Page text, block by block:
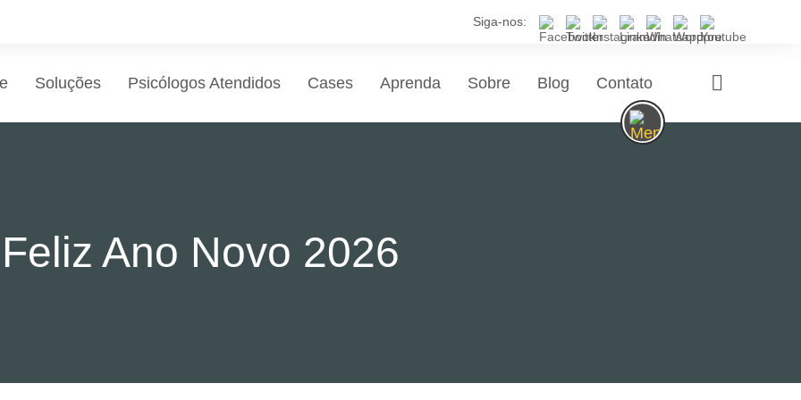
Siga-nos:
Soluções Psicólogos Atendidos Cases Aprenda Sobre Blog Contato
Feliz Ano Novo 2026